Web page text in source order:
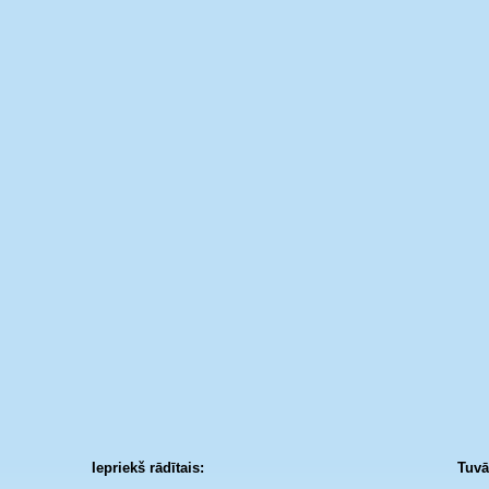
Iepriekš rādītais: